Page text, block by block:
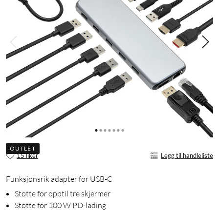
OUTLET
15 liker Legg til handleliste
Funksjonsrik adapter for USB-C
Støtte for opptil tre skjermer
Støtte for 100 W PD-lading